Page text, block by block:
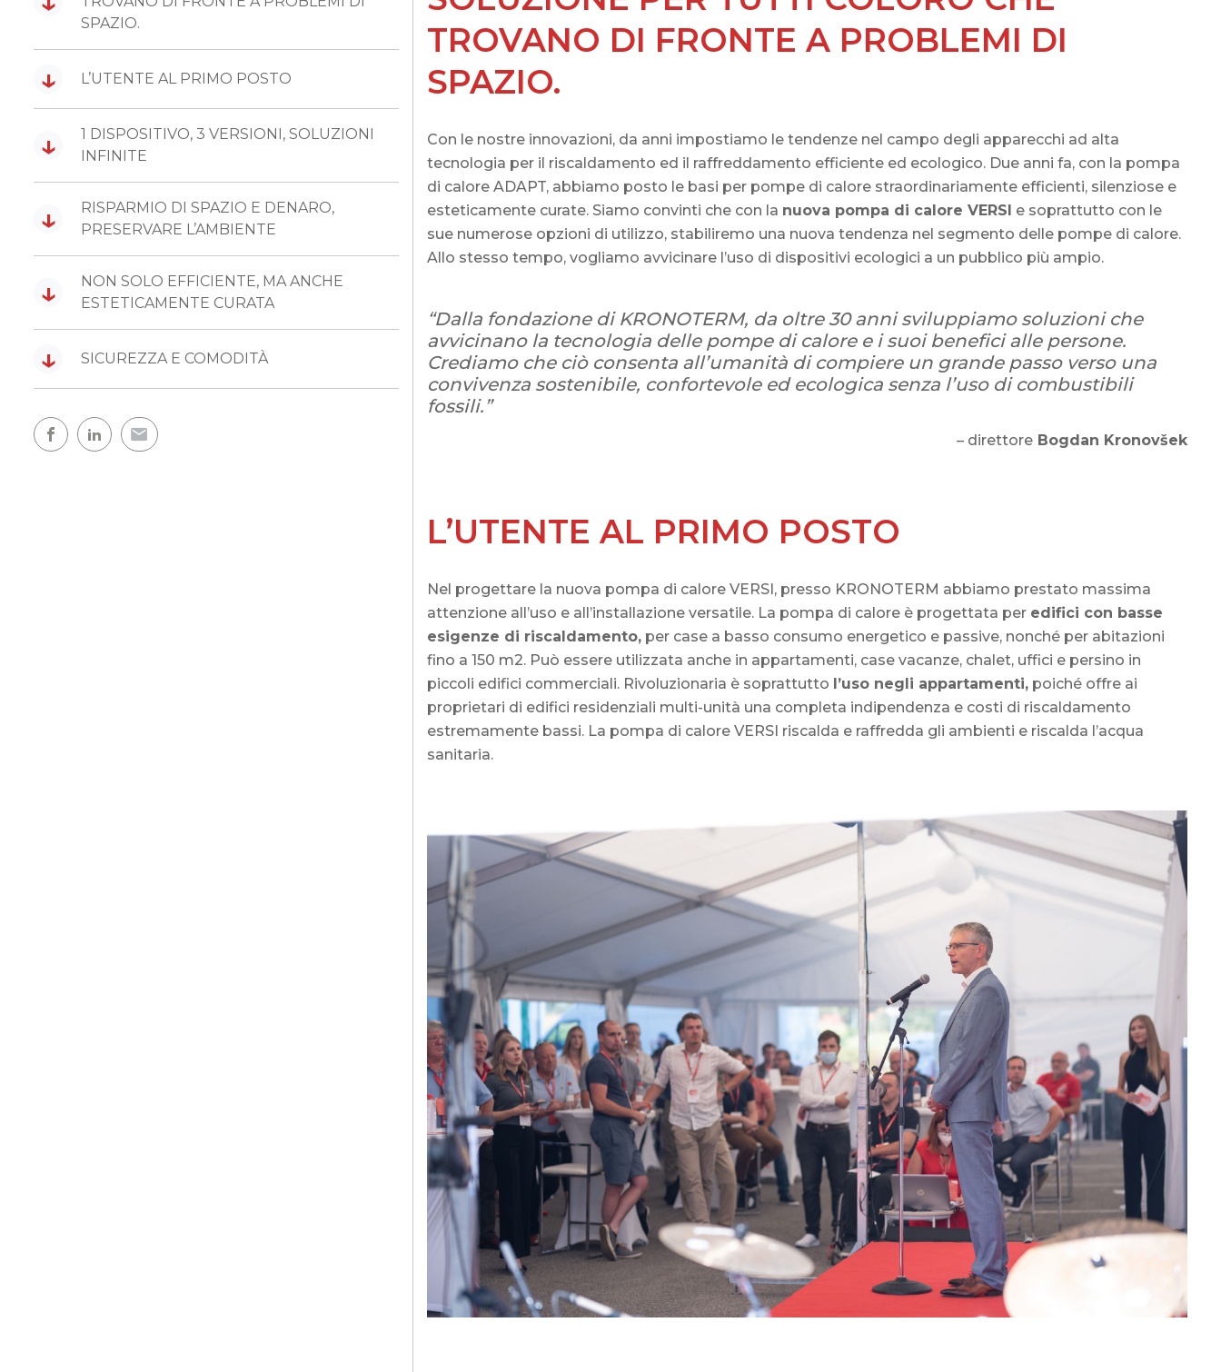
SPAZIO.
↓ L’UTENTE AL PRIMO POSTO
↓
1 DISPOSITIVO, 3 VERSIONI, SOLUZIONI
INFINITE
↓
RISPARMIO DI SPAZIO E DENARO,
PRESERVARE L’AMBIENTE
↓
NON SOLO EFFICIENTE, MA ANCHE
ESTETICAMENTE CURATA
↓ SICUREZZA E COMODITÀ
TROVANO DI FRONTE A PROBLEMI DI
SPAZIO.
Con le nostre innovazioni, da anni impostiamo le tendenze nel campo degli apparecchi ad alta
tecnologia per il riscaldamento ed il raffreddamento efficiente ed ecologico. Due anni fa, con la pompa
di calore ADAPT, abbiamo posto le basi per pompe di calore straordinariamente efficienti, silenziose e
esteticamente curate. Siamo convinti che con la nuova pompa di calore VERSI e soprattutto con le
sue numerose opzioni di utilizzo, stabiliremo una nuova tendenza nel segmento delle pompe di calore.
Allo stesso tempo, vogliamo avvicinare l’uso di dispositivi ecologici a un pubblico più ampio.
“Dalla fondazione di KRONOTERM, da oltre 30 anni sviluppiamo soluzioni che
avvicinano la tecnologia delle pompe di calore e i suoi benefici alle persone.
Crediamo che ciò consenta all’umanità di compiere un grande passo verso una
convivenza sostenibile, confortevole ed ecologica senza l’uso di combustibili
fossili.”
– direttoreBogdan Kronovšek
L’UTENTE AL PRIMO POSTO
Nel progettare la nuova pompa di calore VERSI, presso KRONOTERM abbiamo prestato massima
attenzione all’uso e all’installazione versatile. La pompa di calore è progettata per edifici con basse
esigenze di riscaldamento, per case a basso consumo energetico e passive, nonché per abitazioni
fino a 150 m2. Può essere utilizzata anche in appartamenti, case vacanze, chalet, uffici e persino in
piccoli edifici commerciali. Rivoluzionaria è soprattutto l’uso negli appartamenti, poiché offre ai
proprietari di edifici residenziali multi-unità una completa indipendenza e costi di riscaldamento
estremamente bassi. La pompa di calore VERSI riscalda e raffredda gli ambienti e riscalda l’acqua
sanitaria.